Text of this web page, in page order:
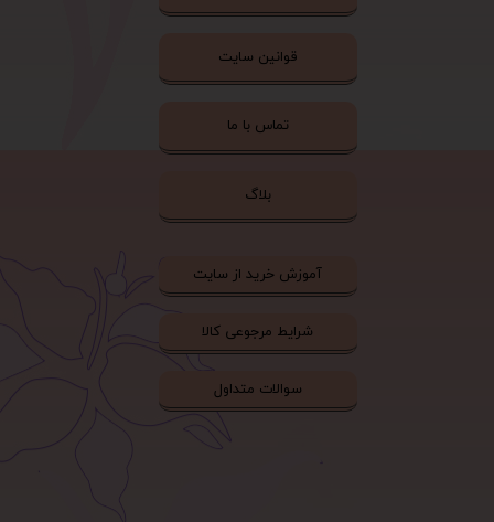
قوانین سایت
تماس با ما
بلاگ
آموزش خرید از سایت
شرایط مرجوعی کالا
سوالات متداول